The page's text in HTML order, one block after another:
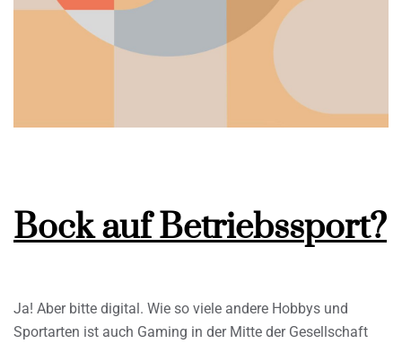
Bock auf Betriebssport?
Ja! Aber bitte digital. Wie so viele andere Hobbys und
Sportarten ist auch Gaming in der Mitte der Gesellschaft